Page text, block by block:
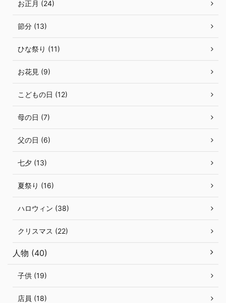
お正月 (24)
節分 (13)
ひな祭り (11)
お花見 (9)
こどもの日 (12)
母の日 (7)
父の日 (6)
七夕 (13)
夏祭り (16)
ハロウィン (38)
クリスマス (22)
人物 (40)
子供 (19)
店員 (18)